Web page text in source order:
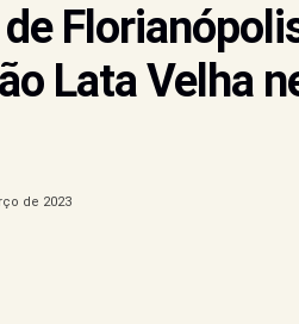
Lata Velha
de 2023